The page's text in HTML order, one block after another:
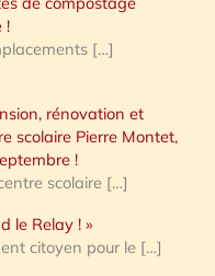
!
[…]
rénovation et
scolaire Pierre Montet,
!
scolaire […]
le Relay ! »
citoyen pour le […]